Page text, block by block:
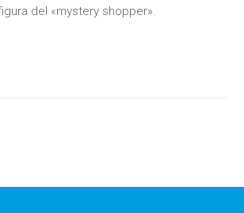
del «mystery shopper».